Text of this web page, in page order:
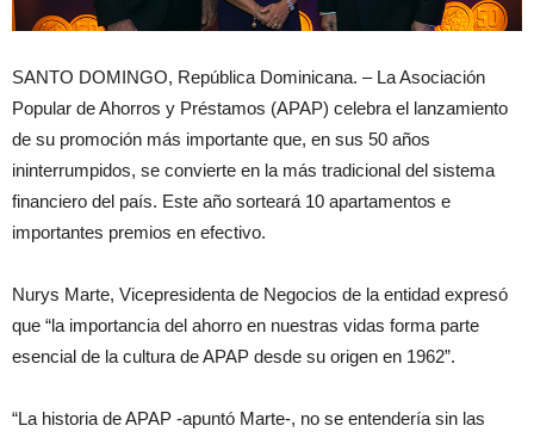
SANTO DOMINGO, República Dominicana. – La Asociación
Popular de Ahorros y Préstamos (APAP) celebra el lanzamiento
de su promoción más importante que, en sus 50 años
ininterrumpidos, se convierte en la más tradicional del sistema
financiero del país. Este año sorteará 10 apartamentos e
importantes premios en efectivo.
Nurys Marte, Vicepresidenta de Negocios de la entidad expresó
que “la importancia del ahorro en nuestras vidas forma parte
esencial de la cultura de APAP desde su origen en 1962”.
“La historia de APAP -apuntó Marte-, no se entendería sin las